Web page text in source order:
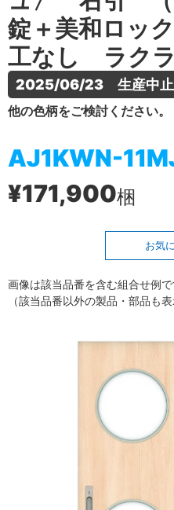
錠＋美和ロッ
工なし ラクラ
2025/06/23　生産中
他の色柄をご検討ください。
AJ1KWN-
¥171,900梱
お気
画像は該当品番を含む組合せ例で
（該当品番以外の製品・部品も